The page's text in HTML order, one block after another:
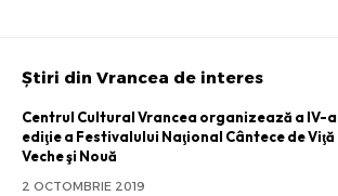
Știri din Vrancea de interes
Centrul Cultural Vrancea organizează a IV-a
ediţie a Festivalului Naţional Cântece de Viţă
Veche şi Nouă
2 OCTOMBRIE 2019